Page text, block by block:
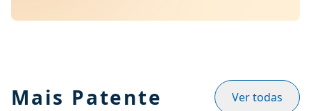
Mais Patente Ver todas